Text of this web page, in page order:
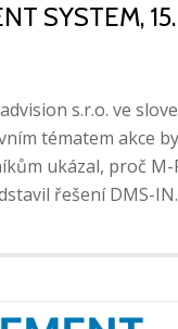
SYSTEM, 15.
s.r.o. ve
tématem akce
ukázal, proč M-
řešení DMS-